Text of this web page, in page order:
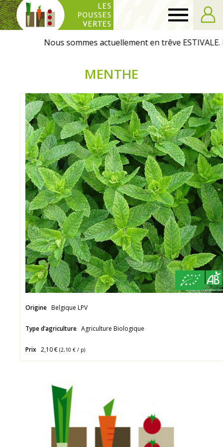
Pousses
Vertes
MENTHE
Origine Belgique LPV
Type d’agriculture Agriculture Biologique
Prix 2,10 € (2,10 € / p)